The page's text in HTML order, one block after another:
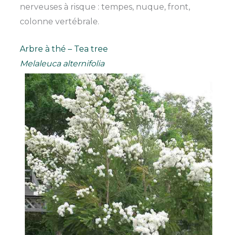
nerveuses à risque : tempes, nuque, front,
colonne vertébrale.
Arbre à thé – Tea tree
Melaleuca alternifolia